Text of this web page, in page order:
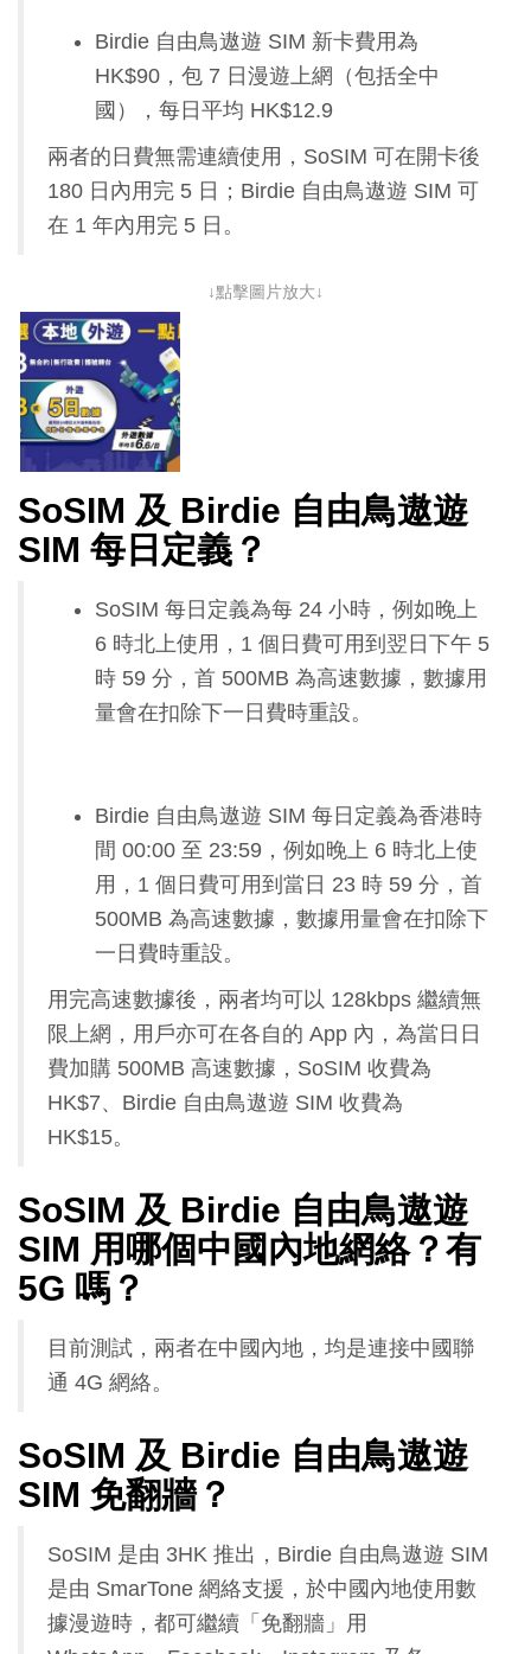
Birdie 自由鳥遨遊 SIM 新卡費用為
HK$90，包 7 日漫遊上網（包括全中
國），每日平均 HK$12.9
兩者的日費無需連續使用，SoSIM 可在開卡後
180 日內用完 5 日；Birdie 自由鳥遨遊 SIM 可
在 1 年內用完 5 日。
↓點擊圖片放大↓
SoSIM 及 Birdie 自由鳥遨遊
SIM 每日定義？
SoSIM 每日定義為每 24 小時，例如晚上
6 時北上使用，1 個日費可用到翌日下午 5
時 59 分，首 500MB 為高速數據，數據用
量會在扣除下一日費時重設。
Birdie 自由鳥遨遊 SIM 每日定義為香港時
間 00:00 至 23:59，例如晚上 6 時北上使
用，1 個日費可用到當日 23 時 59 分，首
500MB 為高速數據，數據用量會在扣除下
一日費時重設。
用完高速數據後，兩者均可以 128kbps 繼續無
限上網，用戶亦可在各自的 App 內，為當日日
費加購 500MB 高速數據，SoSIM 收費為
HK$7、Birdie 自由鳥遨遊 SIM 收費為
HK$15。
SoSIM 及 Birdie 自由鳥遨遊
SIM 用哪個中國內地網絡？有
5G 嗎？
目前測試，兩者在中國內地，均是連接中國聯
通 4G 網絡。
SoSIM 及 Birdie 自由鳥遨遊
SIM 免翻牆？
SoSIM 是由 3HK 推出，Birdie 自由鳥遨遊 SIM
是由 SmarTone 網絡支援，於中國內地使用數
據漫遊時，都可繼續「免翻牆」用